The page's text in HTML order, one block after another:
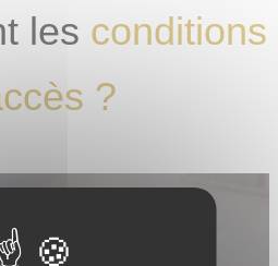
les conditions
?